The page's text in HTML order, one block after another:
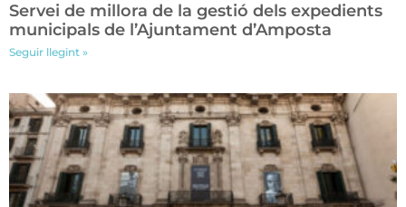
Servei de millora de la gestió dels expedients
municipals de l’Ajuntament d’Amposta
Seguir llegint »